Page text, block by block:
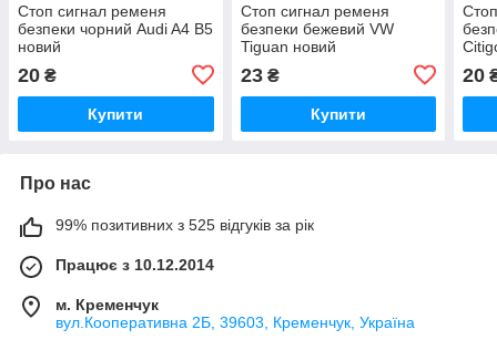
Стоп сигнал ременя
безпеки чорний Audi A4 B5
новий
20 ₴
Купити
Стоп сигнал ременя
безпеки бежевий VW
Tiguan новий
23₴
Купити
20
Про нас
99% позитивних з 525 відгуків за рік
Працює з 10.12.2014
м. Кременчук
вул.Кооперативна 2Б, 39603, Кременчук, Україна